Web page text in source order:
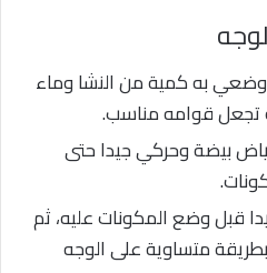
به كمية من النشا وماء
تجعل قوامه مناسب.
بيضة وحركي جيدا حتى
قبل وضع المكونات عليه، ثم
متساوية على الوجه